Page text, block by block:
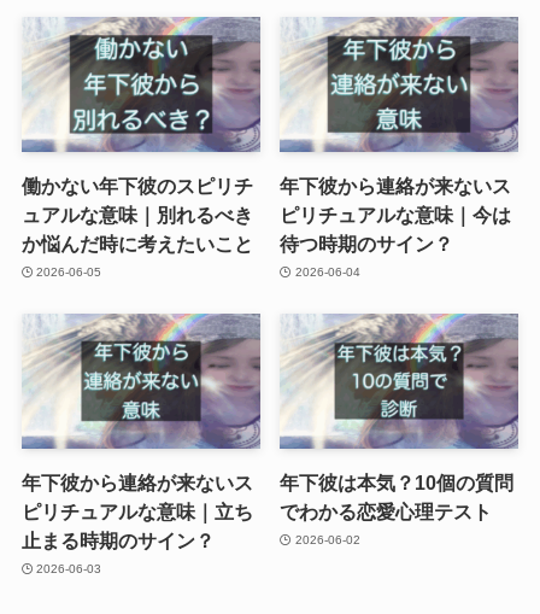
働かない年下彼のスピリチ
ュアルな意味｜別れるべき
か悩んだ時に考えたいこと
2026-06-05
年下彼から連絡が来ないス
ピリチュアルな意味｜今は
待つ時期のサイン？
2026-06-04
年下彼から連絡が来ないス
ピリチュアルな意味｜立ち
止まる時期のサイン？
2026-06-03
年下彼は本気？10個の質問
でわかる恋愛心理テスト
2026-06-02